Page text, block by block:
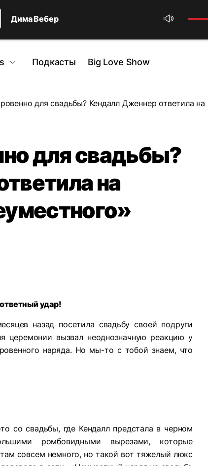
Дима Вебер
Подкасты Big Love Show
для свадьбы? Кендалл Дженнер ответила на
для свадьбы?
на
удар!
назад посетила свадьбу своей подруги
церемонии вызвал неоднозначную реакцию у
наряда. Но мы-то с тобой знаем, что
со свадьбы, где Кендалл предстала в черном
ромбовидными вырезами, которые
совсем немного, но такой вот тяжелый люкс